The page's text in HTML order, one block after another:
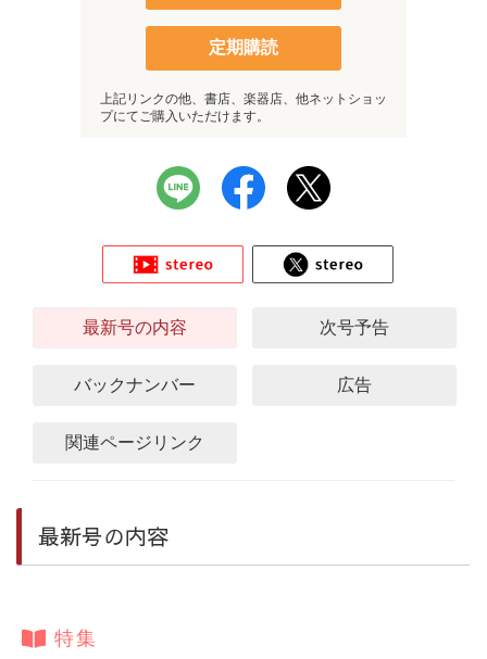
定期購読
上記リンクの他、書店、楽器店、他ネットショッ
プにてご購入いただけます。
最新号の内容 次号予告
バックナンバー 広告
関連ページリンク
最新号の内容
特集